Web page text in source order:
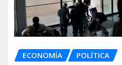
ECONOMÍA POLÍTICA